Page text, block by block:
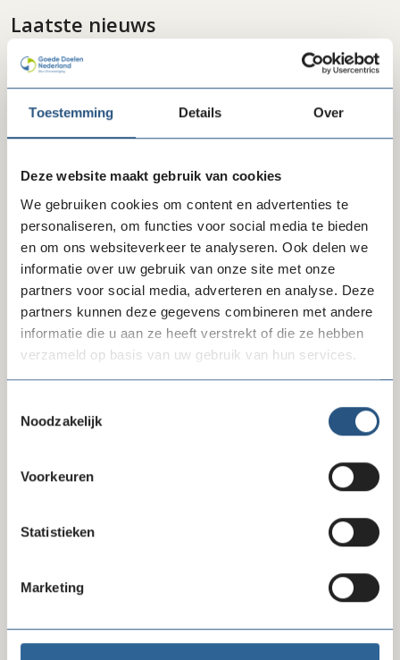
Toestemming Details Over
Deze website maakt gebruik van cookies
We gebruiken cookies om content en advertenties te
personaliseren, om functies voor social media te bieden
en om ons websiteverkeer te analyseren. Ook delen we
informatie over uw gebruik van onze site met onze
partners voor social media, adverteren en analyse. Deze
partners kunnen deze gegevens combineren met andere
informatie die u aan ze heeft verstrekt of die ze hebben
verzameld op basis van uw gebruik van hun services.
Noodzakelijk
Voorkeuren
Statistieken
Marketing
Laatste nieuws
10-07-26
Reactie FD-artikel gegevensverzameling
09-07-26
op zakelijke basisbetaalrekening